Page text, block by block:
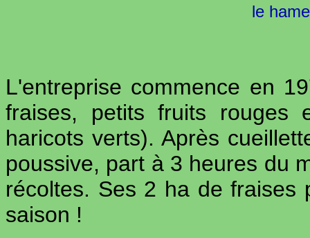
le
L'entreprise commence en
fraises, petits fruits rouges
haricots verts). Après
poussive, part à 3 heures du
récoltes. Ses 2 ha de fraises
saison !